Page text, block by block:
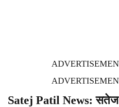
Satej Patil News: सतेज